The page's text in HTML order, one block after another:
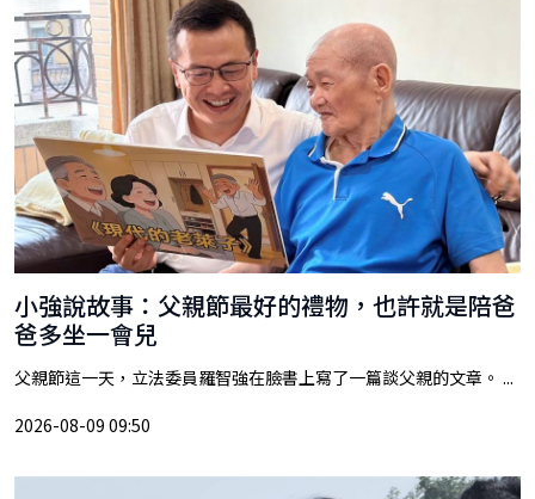
小強說故事：父親節最好的禮物，也許就是陪爸
爸多坐一會兒
父親節這一天，立法委員羅智強在臉書上寫了一篇談父親的文章。 ...
2026-08-09 09:50